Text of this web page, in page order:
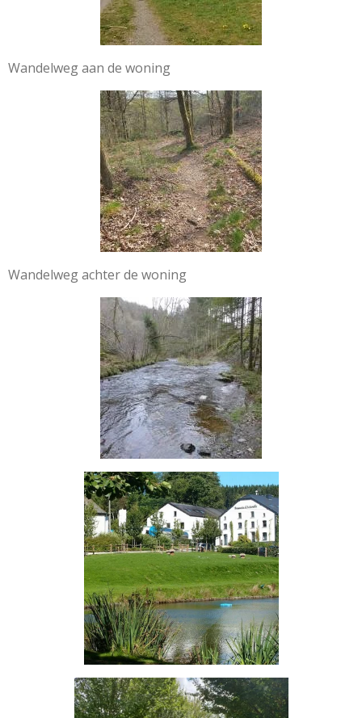
Wandelweg aan de woning
Wandelweg achter de woning